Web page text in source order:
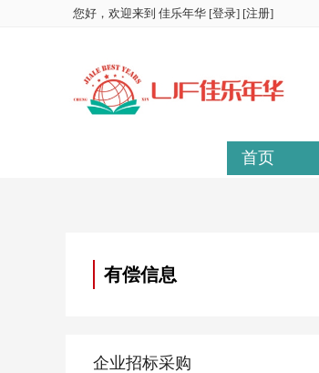
您好，欢迎来到 佳乐年华 [登录] [注册]
首页
有偿信息
企业招标采购